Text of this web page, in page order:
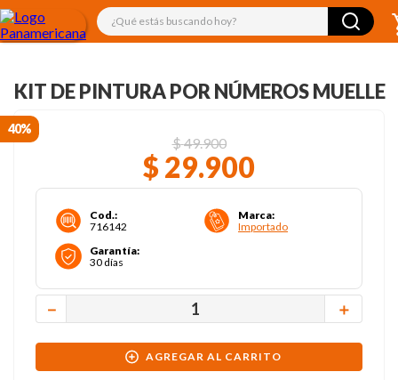
¿Qué estás buscando hoy?
KIT DE PINTURA POR NÚMEROS MUELLE
40%
$49.900
$ 29.900
Cod.:
716142
Marca:
Importado
Garantía:
30 días
＋
－
AGREGAR AL CARRITO